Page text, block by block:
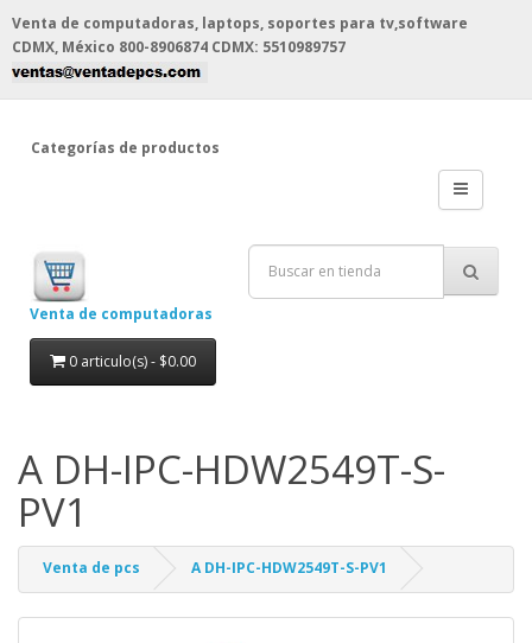
Venta de computadoras, laptops, soportes para tv,software
CDMX, México 800-8906874 CDMX: 5510989757
Categorías de productos
Venta de computadoras
0 articulo(s) - $0.00
A DH-IPC-HDW2549T-S-
PV1
Venta de pcs A DH-IPC-HDW2549T-S-PV1